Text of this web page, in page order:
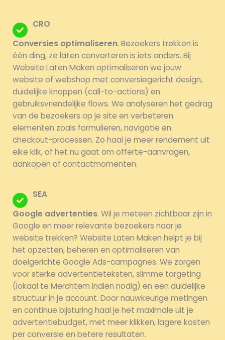
CRO
Conversies optimaliseren. Bezoekers trekken is
één ding, ze laten converteren is iets anders. Bij
Website Laten Maken optimaliseren we jouw
website of webshop met conversiegericht design,
duidelijke knoppen (call-to-actions) en
gebruiksvriendelijke flows. We analyseren het gedrag
van de bezoekers op je site en verbeteren
elementen zoals formulieren, navigatie en
checkout-processen. Zo haal je meer rendement uit
elke klik, of het nu gaat om offerte-aanvragen,
aankopen of contactmomenten.
SEA
Google advertenties. Wil je meteen zichtbaar zijn in
Google en meer relevante bezoekers naar je
website trekken? Website Laten Maken helpt je bij
het opzetten, beheren en optimaliseren van
doelgerichte Google Ads-campagnes. We zorgen
voor sterke advertentieteksten, slimme targeting
(lokaal te Merchtem indien nodig) en een duidelijke
structuur in je account. Door nauwkeurige metingen
en continue bijsturing haal je het maximale uit je
advertentiebudget, met meer klikken, lagere kosten
per conversie en betere resultaten.